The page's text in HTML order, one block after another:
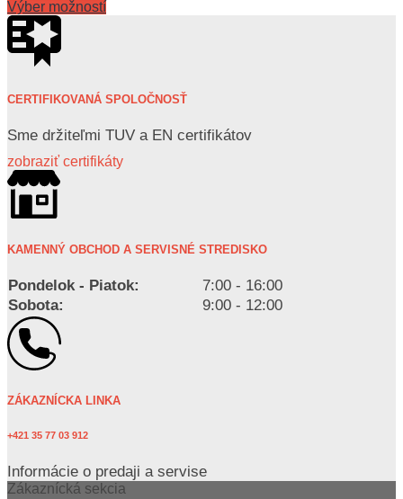
Výber možností
CERTIFIKOVANÁ SPOLOČNOSŤ
Sme držiteľmi TUV a EN certifikátov
zobraziť certifikáty
KAMENNÝ OBCHOD A SERVISNÉ STREDISKO
Pondelok - Piatok:
7:00 - 16:00
Sobota:
9:00 - 12:00
ZÁKAZNÍCKA LINKA
+421 35 77 03 912
Informácie o predaji a servise
Zákaznícká sekcia